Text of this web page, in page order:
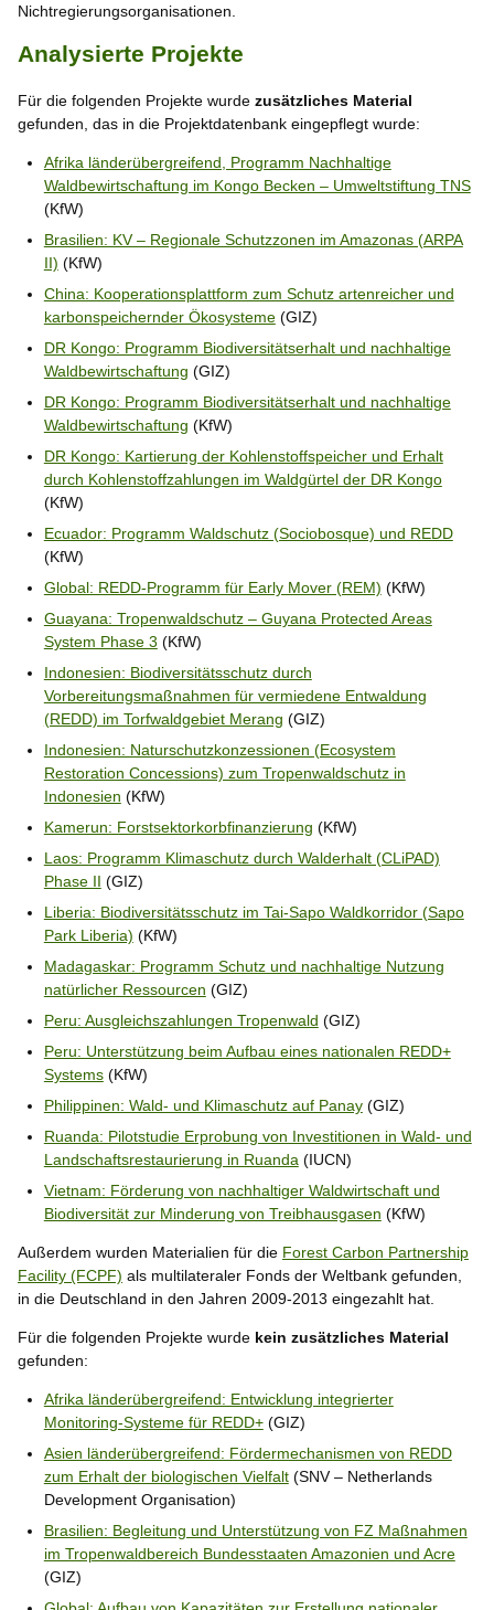
Nichtregierungsorganisationen.
Analysierte Projekte
Für die folgenden Projekte wurde zusätzliches Material
gefunden, das in die Projektdatenbank eingepflegt wurde:
Afrika länderübergreifend, Programm Nachhaltige
Waldbewirtschaftung im Kongo Becken – Umweltstiftung TNS
(KfW)
Brasilien: KV – Regionale Schutzzonen im Amazonas (ARPA
II) (KfW)
China: Kooperationsplattform zum Schutz artenreicher und
karbonspeichernder Ökosysteme(GIZ)
DR Kongo: Programm Biodiversitätserhalt und nachhaltige
Waldbewirtschaftung (GIZ)
DR Kongo: Programm Biodiversitätserhalt und nachhaltige
Waldbewirtschaftung (KfW)
DR Kongo: Kartierung der Kohlenstoffspeicher und Erhalt
durch Kohlenstoffzahlungen im Waldgürtel der DR Kongo
(KfW)
Ecuador: Programm Waldschutz (Sociobosque) und REDD
(KfW)
Global: REDD-Programm für Early Mover (REM) (KfW)
Guayana: Tropenwaldschutz – Guyana Protected Areas
System Phase 3 (KfW)
Indonesien: Biodiversitätsschutz durch
Vorbereitungsmaßnahmen für vermiedene Entwaldung
(REDD) im Torfwaldgebiet Merang (GIZ)
Indonesien: Naturschutzkonzessionen (Ecosystem
Restoration Concessions) zum Tropenwaldschutz in
Indonesien (KfW)
Kamerun: Forstsektorkorbfinanzierung (KfW)
Laos: Programm Klimaschutz durch Walderhalt (CLiPAD)
Phase II (GIZ)
Liberia: Biodiversitätsschutz im Tai-Sapo Waldkorridor (Sapo
Park Liberia) (KfW)
Madagaskar: Programm Schutz und nachhaltige Nutzung
natürlicher Ressourcen (GIZ)
Peru: Ausgleichszahlungen Tropenwald (GIZ)
Peru: Unterstützung beim Aufbau eines nationalen REDD+
Systems(KfW)
Philippinen: Wald- und Klimaschutz auf Panay(GIZ)
Ruanda: Pilotstudie Erprobung von Investitionen in Wald- und
Landschaftsrestaurierung in Ruanda (IUCN)
Vietnam: Förderung von nachhaltiger Waldwirtschaft und
Biodiversität zur Minderung von Treibhausgasen (KfW)
Außerdem wurden Materialien für die Forest Carbon Partnership
Facility (FCPF) als multilateraler Fonds der Weltbank gefunden,
in die Deutschland in den Jahren 2009-2013 eingezahlt hat.
Für die folgenden Projekte wurde kein zusätzliches Material
gefunden:
Afrika länderübergreifend: Entwicklung integrierter
Monitoring-Systeme für REDD+(GIZ)
Asien länderübergreifend: Fördermechanismen von REDD
zum Erhalt der biologischen Vielfalt(SNV – Netherlands
Development Organisation)
Brasilien: Begleitung und Unterstützung von FZ Maßnahmen
im Tropenwaldbereich Bundesstaaten Amazonien und Acre
(GIZ)